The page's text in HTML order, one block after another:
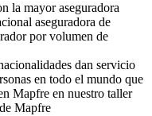
la mayor aseguradora
aseguradora de
por volumen de
dan servicio
en todo el mundo que
Mapfre en nuestro taller
Mapfre